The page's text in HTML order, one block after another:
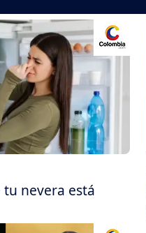
tu nevera está